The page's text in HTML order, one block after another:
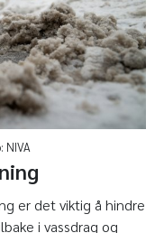
NIVA
er det viktig å hindre
i vassdrag og